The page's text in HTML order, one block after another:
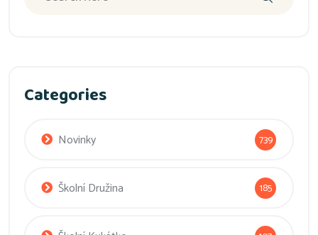
Categories
Novinky 739
Školní Družina 185